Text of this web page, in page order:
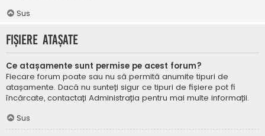
Sus
Fișiere atașate
Ce atașamente sunt permise pe acest forum?
Fiecare forum poate sau nu să permită anumite tipuri de
atașamente. Dacă nu sunteți sigur ce tipuri de fișiere pot fi
încărcate, contactați Administrația pentru mai multe informații.
Sus